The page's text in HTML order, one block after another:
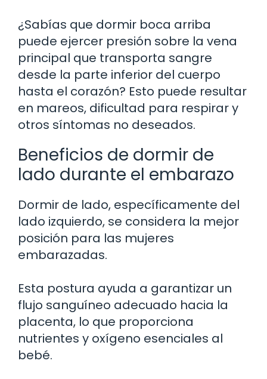
¿Sabías que dormir boca arriba
puede ejercer presión sobre la vena
principal que transporta sangre
desde la parte inferior del cuerpo
hasta el corazón? Esto puede resultar
en mareos, dificultad para respirar y
otros síntomas no deseados.
Beneficios de dormir de
lado durante el embarazo
Dormir de lado, específicamente del
lado izquierdo, se considera la mejor
posición para las mujeres
embarazadas.
Esta postura ayuda a garantizar un
flujo sanguíneo adecuado hacia la
placenta, lo que proporciona
nutrientes y oxígeno esenciales al
bebé.